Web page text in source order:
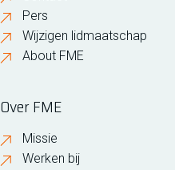
Pers
Wijzigen lidmaatschap
About FME
Over FME
Missie
Werken bij